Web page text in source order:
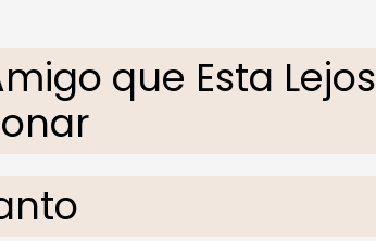
que Esta Lejos